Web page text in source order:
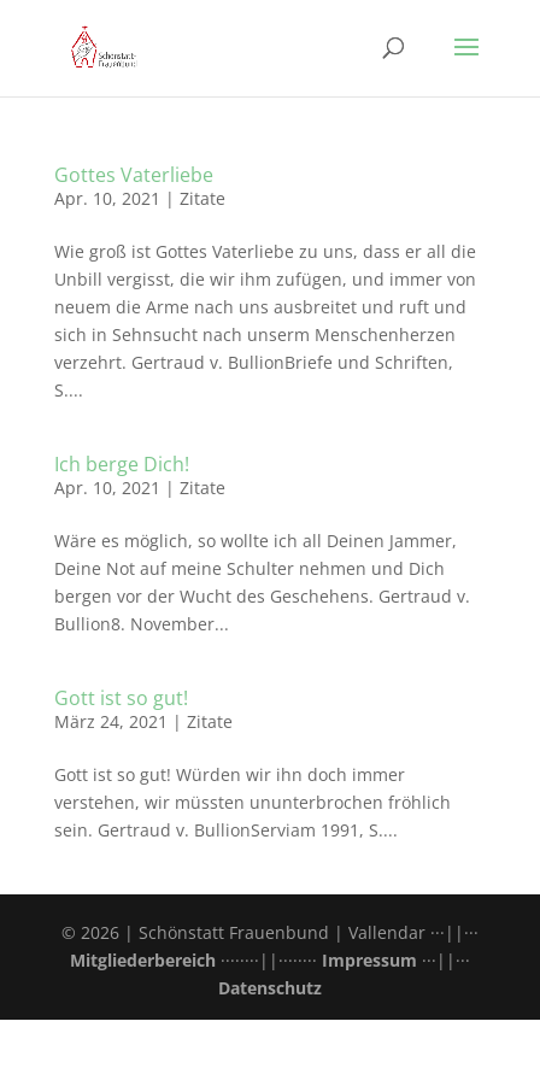
Gottes Vaterliebe
Apr. 10, 2021 | Zitate
Wie groß ist Gottes Vaterliebe zu uns, dass er all die
Unbill vergisst, die wir ihm zufügen, und immer von
neuem die Arme nach uns ausbreitet und ruft und
sich in Sehnsucht nach unserm Menschenherzen
verzehrt. Gertraud v. BullionBriefe und Schriften,
S....
Ich berge Dich!
Apr. 10, 2021 | Zitate
Wäre es möglich, so wollte ich all Deinen Jammer,
Deine Not auf meine Schulter nehmen und Dich
bergen vor der Wucht des Geschehens. Gertraud v.
Bullion8. November...
Gott ist so gut!
März 24, 2021 | Zitate
Gott ist so gut! Würden wir ihn doch immer
verstehen, wir müssten ununterbrochen fröhlich
sein. Gertraud v. BullionServiam 1991, S....
© 2026 | Schönstatt Frauenbund | Vallendar ···||···
Mitgliederbereich ········||········ Impressum ···||···
Datenschutz